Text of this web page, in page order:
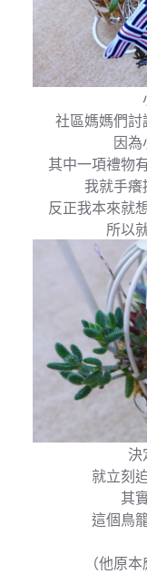
社區媽媽們討
因
其中一項禮物
我就手癢
反正我本來就
所以
決
就立刻
其
這個鳥
（他原